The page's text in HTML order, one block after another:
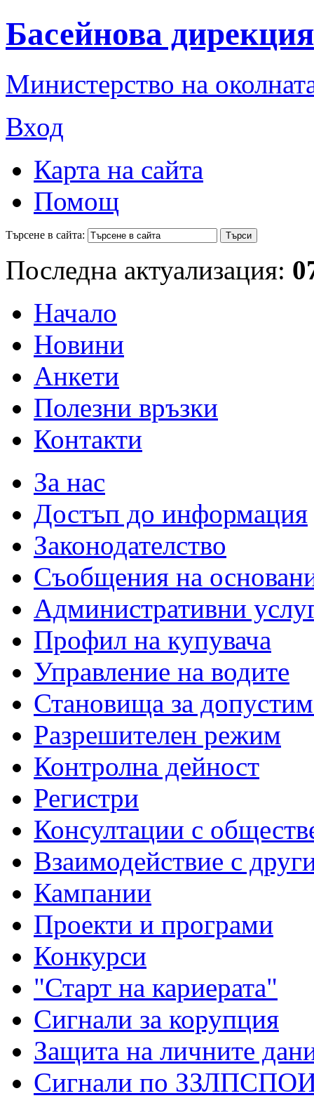
Басейнова
Министерство на
Вход
Карта на сайта
Помощ
Търсене в сайта:
Последна актуализация:
Начало
Новини
Анкети
Полезни връзки
Контакти
За нас
Достъп до информация
Законодателство
Съобщения на
Административни
Профил на купувача
Управление на водите
Становища за
Разрешителен режим
Контролна дейност
Регистри
Консултации с
Взаимодействие с
Кампании
Проекти и програми
Конкурси
"Старт на кариерата"
Сигнали за корупция
Защита на личните
Сигнали по